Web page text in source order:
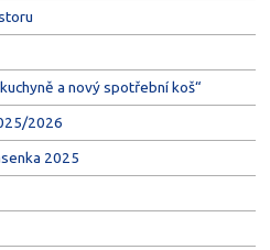
a nový spotřební koš“
2026
2025